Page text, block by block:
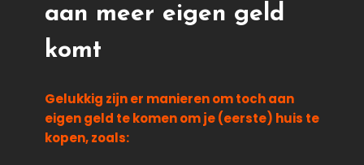
aan meer eigen geld
komt
Gelukkig zijn er manieren om toch aan
eigen geld te komen om je (eerste) huis te
kopen, zoals: